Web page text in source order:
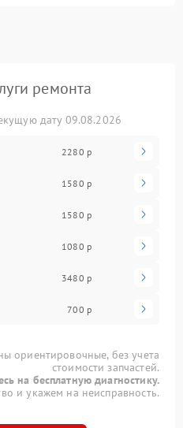
ремонта
дату 09.08.2026
2280 р
1580 р
1580 р
1080 р
3480 р
700 р
ориентировочные, без учета
стоимости запчастей.
на бесплатную диагностику.
и укажем на неисправность.